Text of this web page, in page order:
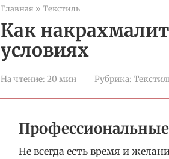
Главная » Текстиль
Как
условиях
На чтение: 20 мин Рубрика:
Профессиональные
Не всегда есть время и